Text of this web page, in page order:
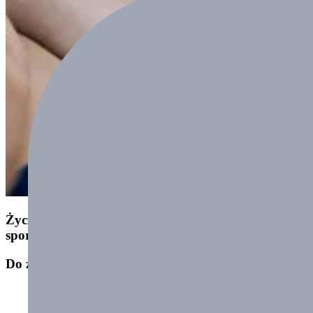
Życzę wszystkim udanych startów i znakomitej
sportowej zabawy
Do zobaczenia na zawodach:)